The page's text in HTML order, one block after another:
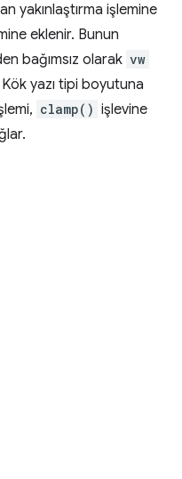
yakınlaştırma işlemine
eklenir. Bunun
bağımsız olarak vw
yazı tipi boyutuna
clamp() işlevine